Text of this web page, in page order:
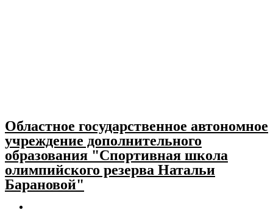
Областное государственное автономное
учреждение дополнительного
образования "Спортивная школа
олимпийского резерва Натальи
Барановой"